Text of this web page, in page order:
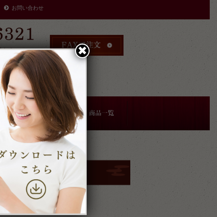
お問い合わせ
まで
より
✖︎